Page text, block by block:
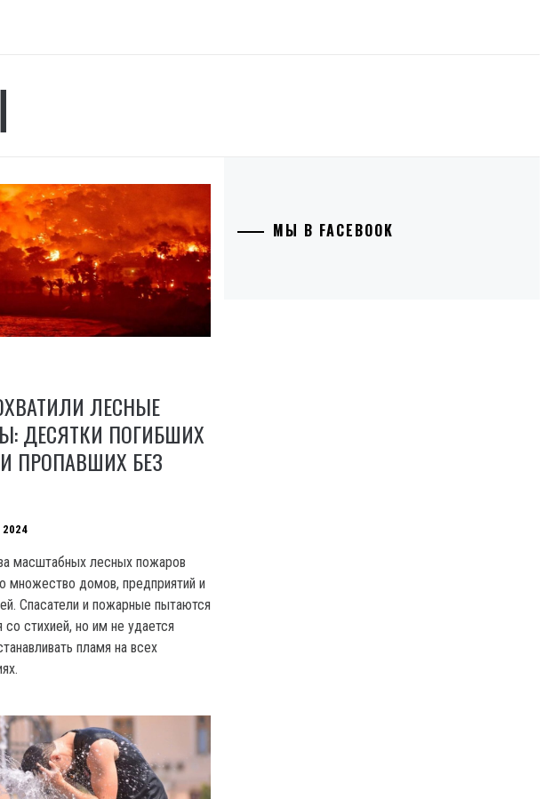
ЛЕСНЫЕ
ДЕСЯТКИ ПОГИБШИХ
ПРОПАВШИХ БЕЗ
масштабных лесных пожаров
множество домов, предприятий и
Спасатели и пожарные пытаются
со стихией, но им не удается
пламя на всех
МЫ В FACEBOOK